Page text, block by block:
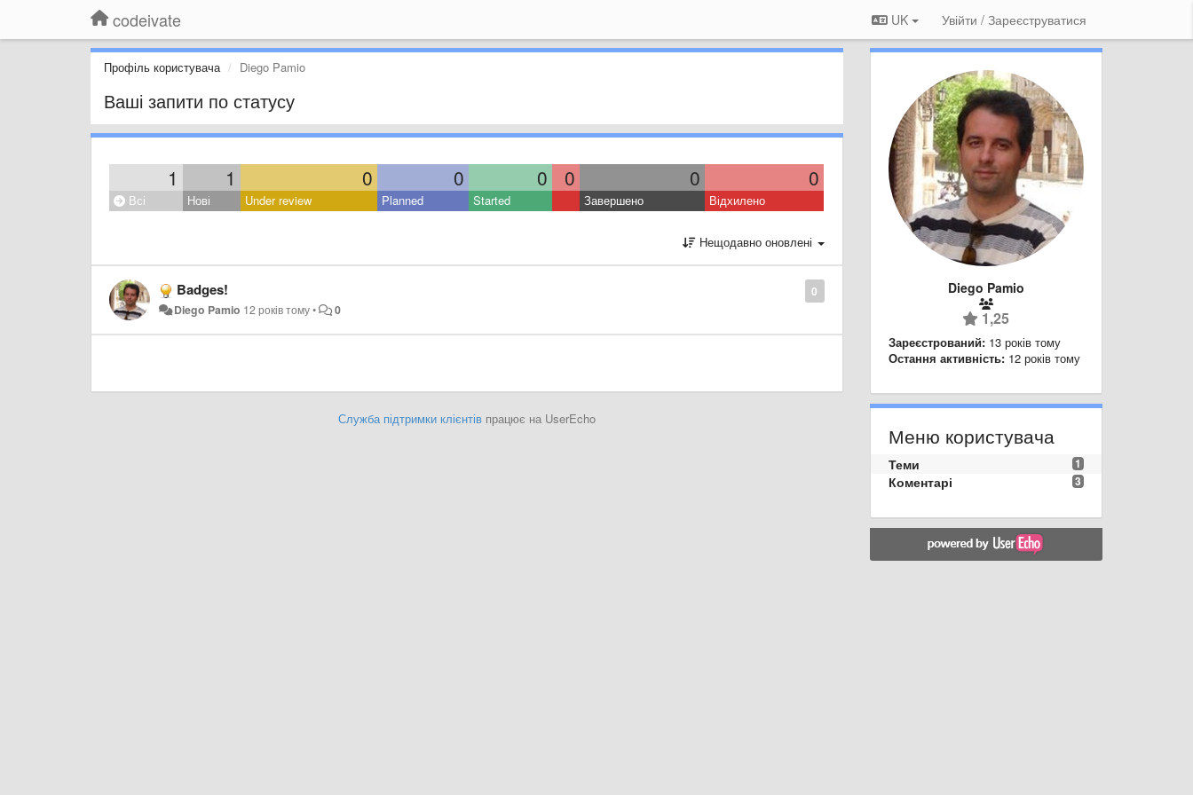
codeivate UK Увійти / Зареєструватися
Профіль користувача Diego Pamio
Ваші запити по статусу
1 1 0 0 0 0 0 0
Всі Нові Under review Planned Started Завершено Відхилено
Нещодавно оновлені
0
Badges!
Diego Pamio 12 років тому• 0
Служба підтримки клієнтівпрацює на UserEcho
Diego Pamio
1,25
Зареєстрований: 13 років тому
Остання активність: 12 років тому
Меню користувача
1
Теми
3
Коментарі